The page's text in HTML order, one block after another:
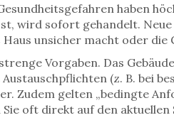
haben
wird sofort gehandelt.
unsicher macht oder
Vorgaben. Das
(z. B. bei
Zudem gelten „bedingte
oft direkt auf den